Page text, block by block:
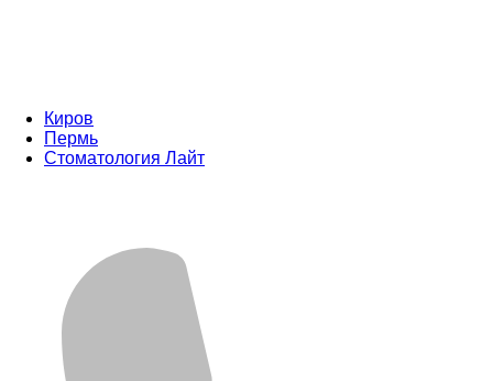
Киров
Пермь
Стоматология Лайт